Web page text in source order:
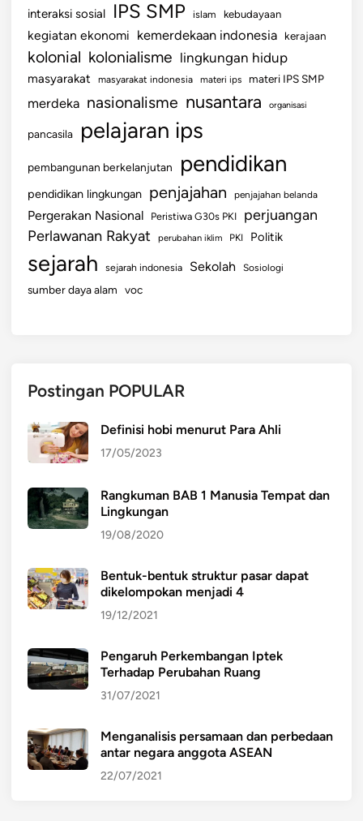
interaksi sosial IPS SMP islam kebudayaan
kegiatan ekonomi kemerdekaan indonesia kerajaan
kolonial kolonialisme lingkungan hidup
masyarakat masyarakat indonesia materi ips materi IPS SMP
merdeka nasionalisme nusantara organisasi
pancasila pelajaran ips
pembangunan berkelanjutan pendidikan
pendidikan lingkungan penjajahan penjajahan belanda
Pergerakan Nasional Peristiwa G30s PKI perjuangan
Perlawanan Rakyat perubahan iklim PKI Politik
sejarah sejarah indonesia Sekolah Sosiologi
sumber daya alam voc
Postingan POPULAR
Definisi hobi menurut Para Ahli
17/05/2023
Rangkuman BAB 1 Manusia Tempat dan
Lingkungan
19/08/2020
Bentuk-bentuk struktur pasar dapat
dikelompokan menjadi 4
19/12/2021
Pengaruh Perkembangan Iptek
Terhadap Perubahan Ruang
31/07/2021
Menganalisis persamaan dan perbedaan
antar negara anggota ASEAN
22/07/2021